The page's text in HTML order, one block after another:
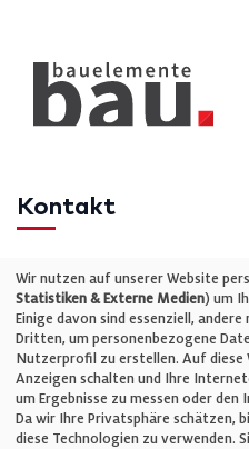
Kontakt
Telefon: +49 (0)711 2585563-0
E-Mail:info@bauelemente-
Unternehmen
Impressum
Wir nutzen auf unserer Website
Statistiken & Externe Medien) um
Einige davon sind essenziell,
Dritten, um personenbezogene
Nutzerprofil zu erstellen. Auf diese
Anzeigen schalten und Ihre
um Ergebnisse zu messen oder
Da wir Ihre Privatsphäre schätzen,
diese Technologien zu verwenden.